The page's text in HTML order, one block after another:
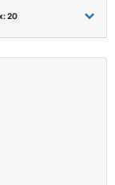
20